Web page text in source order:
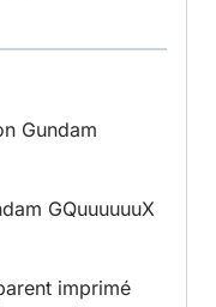
Gundam
GQuuuuuuX
imprimé